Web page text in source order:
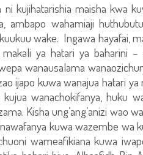
kujihatarishia maisha kwa
wahamiaji
wake. Ingawa hayafai,
ya hatari ya baharini –
wanausalama
ijapo kuwa wanajua hatari ya
wanachokifanya, huku
Kisha ung’ang’anizi wao
kuwa wazembe wa
wameafikiana kuwa